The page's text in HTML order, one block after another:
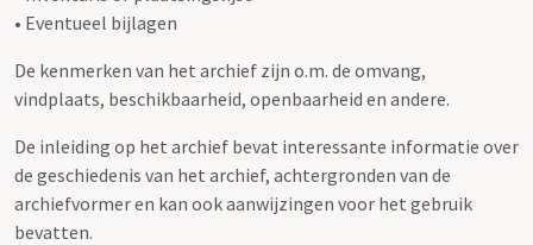
• Eventueel bijlagen
De kenmerken van het archief zijn o.m. de omvang,
vindplaats, beschikbaarheid, openbaarheid en andere.
De inleiding op het archief bevat interessante informatie over
de geschiedenis van het archief, achtergronden van de
archiefvormer en kan ook aanwijzingen voor het gebruik
bevatten.